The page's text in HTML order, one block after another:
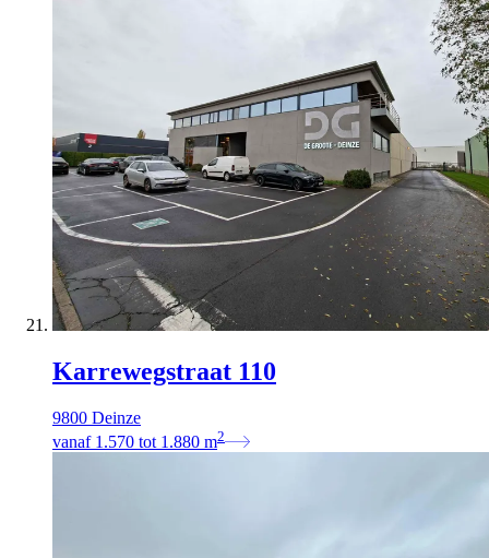
Karrewegstraat 110
9800 Deinze
vanaf 1.570 tot 1.880 m2